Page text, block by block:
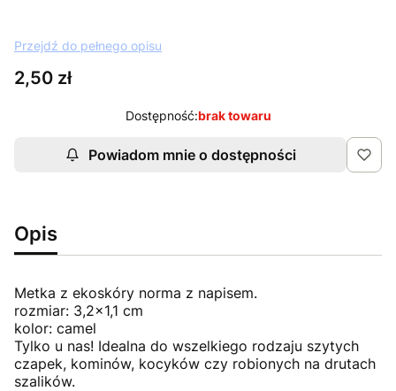
Przejdź do pełnego opisu
Cena
2,50 zł
Dostępność:brak towaru
Powiadom mnie o dostępności
Opis
Metka z ekoskóry norma z napisem.
rozmiar: 3,2x1,1 cm
kolor: camel
Tylko u nas! Idealna do wszelkiego rodzaju szytych
czapek, kominów, kocyków czy robionych na drutach
szalików.